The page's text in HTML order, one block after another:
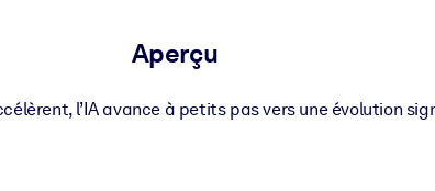
Aperçu
l’IA avance à petits pas vers une évolution